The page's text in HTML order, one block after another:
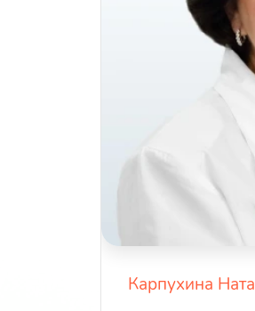
Карпухина